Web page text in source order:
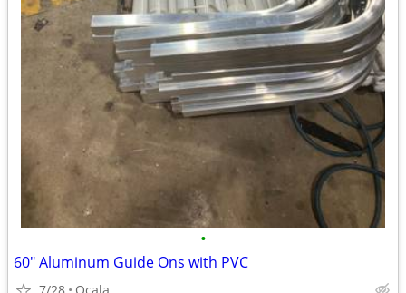
•
60" Aluminum Guide Ons with PVC